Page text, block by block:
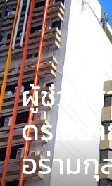
ผู้ช่วยศ
ดร.ชน
อร่ามกุ